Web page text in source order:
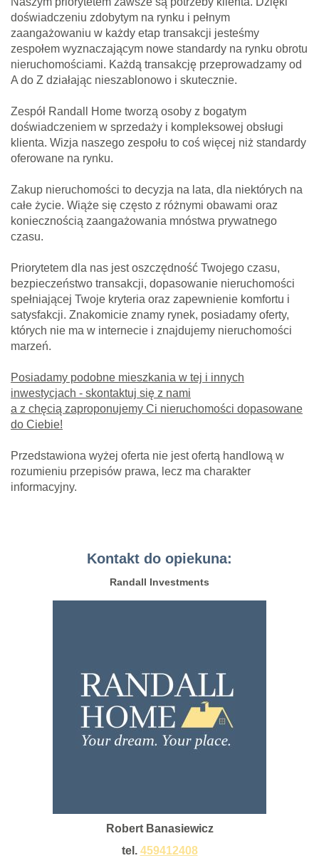
doświadczeniu zdobytym na rynku i pełnym
zaangażowaniu w każdy etap transakcji jesteśmy
zespołem wyznaczającym nowe standardy na rynku obrotu
nieruchomościami. Każdą transakcję przeprowadzamy od
A do Z działając nieszablonowo i skutecznie.
Zespół Randall Home tworzą osoby z bogatym
doświadczeniem w sprzedaży i kompleksowej obsługi
klienta. Wizja naszego zespołu to coś więcej niż standardy
oferowane na rynku.
Zakup nieruchomości to decyzja na lata, dla niektórych na
całe życie. Wiąże się często z różnymi obawami oraz
koniecznością zaangażowania mnóstwa prywatnego
czasu.
Priorytetem dla nas jest oszczędność Twojego czasu,
bezpieczeństwo transakcji, dopasowanie nieruchomości
spełniającej Twoje kryteria oraz zapewnienie komfortu i
satysfakcji. Znakomicie znamy rynek, posiadamy oferty,
których nie ma w internecie i znajdujemy nieruchomości
marzeń.
Posiadamy podobne mieszkania w tej i innych
inwestycjach - skontaktuj się z nami
a z chęcią zaproponujemy Ci nieruchomości dopasowane
do Ciebie!
Przedstawiona wyżej oferta nie jest ofertą handlową w
rozumieniu przepisów prawa, lecz ma charakter
informacyjny.
Kontakt do opiekuna:
Randall Investments
Robert Banasiewicz
tel. 459412408